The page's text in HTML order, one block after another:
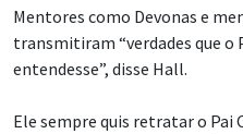
Mentores como Devonas e
transmitiram “verdades que o
entendesse”, disse Hall.
Ele sempre quis retratar o Pai